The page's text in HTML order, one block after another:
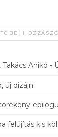
Anikó -
új dizájn
felújítás kis